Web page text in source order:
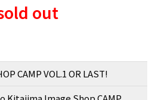
out
CAMP VOL.1 OR LAST!